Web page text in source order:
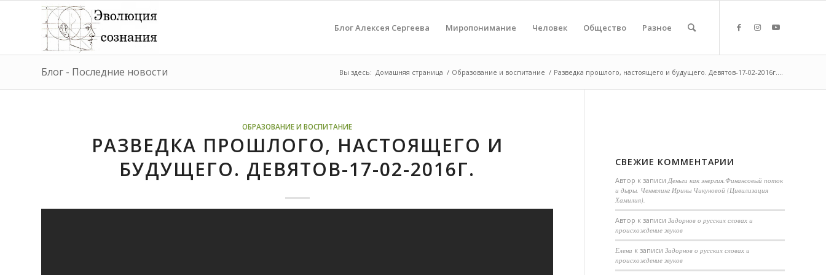
Блог Алексея Сергеева Миропонимание Человек Общество Разное
Блог - Последние новости Вы здесь: Домашняя страница / Образование и воспитание / Разведка прошлого, настоящего и будущего. Девятов-17-02-2016г....
ОБРАЗОВАНИЕ И ВОСПИТАНИЕ
РАЗВЕДКА ПРОШЛОГО, НАСТОЯЩЕГО И
БУДУЩЕГО. ДЕВЯТОВ-17-02-2016Г.
СВЕЖИЕ КОММЕНТАРИИ
Автор к записиДеньги как энергия.Финансовый поток
и дыры. Ченнелинг Ирины Чикуновой (Цивилизация
Хамилия).
Aвтор к записиЗадорнов о русских словах и
происхождение звуков
Елена к записиЗадорнов о русских словах и
происхождение звуков